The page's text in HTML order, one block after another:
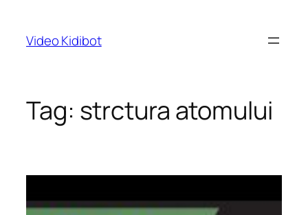
content
Video Kidibot
Tag: strctura atomului